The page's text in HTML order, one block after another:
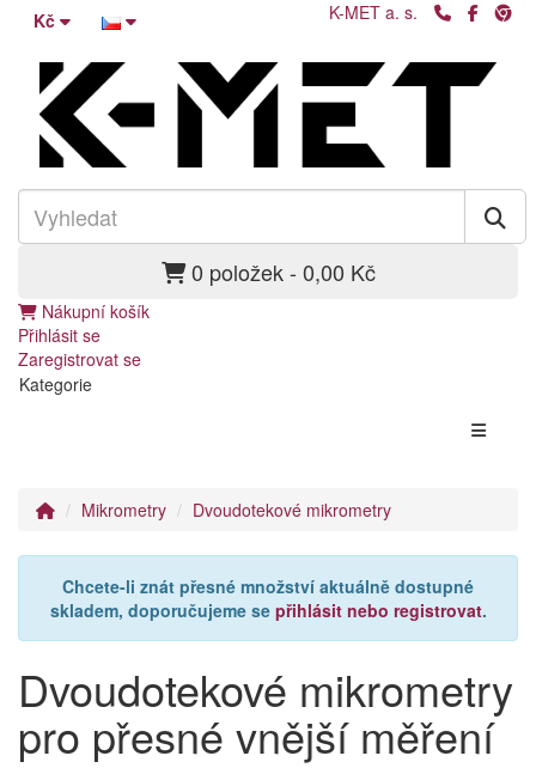
Kč K-MET a. s.
0 položek - 0,00 Kč
Nákupní košík
Přihlásit se
Zaregistrovat se
Kategorie
Mikrometry Dvoudotekové mikrometry
Chcete-li znát přesné množství aktuálně dostupné
skladem, doporučujeme se přihlásit nebo registrovat.
Dvoudotekové mikrometry
pro přesné vnější měření